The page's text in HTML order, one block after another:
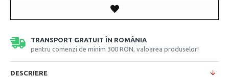
TRANSPORT GRATUIT ÎN ROMÂNIA
pentru comenzi de minim 300 RON, valoarea produselor!
DESCRIERE